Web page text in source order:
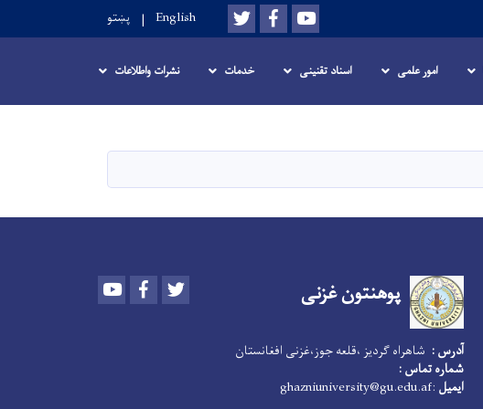
Youtube
Facebook
Twitter
English پښتو
امور علمی اسناد تقنینی خدمات نشرات واطلاعات
پوهنتونغزنی Youtube Facebook
آدرس : شاهراه گردیز ،قلعه جوز،غزنی افغانستان
شماره تماس :
ایمیل :ghazniuniversity@gu.edu.af